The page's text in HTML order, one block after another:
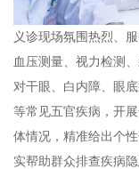
义诊现场氛围热烈、
血压测量、视力检测
对干眼、白内障、眼
等常见五官疾病，开
体情况，精准给出个
实帮助群众排查疾病